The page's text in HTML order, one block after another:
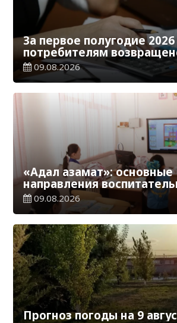
За первое полугодие
потребителям
тенге
09.08.2026
«Адал азамат»: основные
направления
работы в новом учебном
09.08.2026
Прогноз погоды на 9